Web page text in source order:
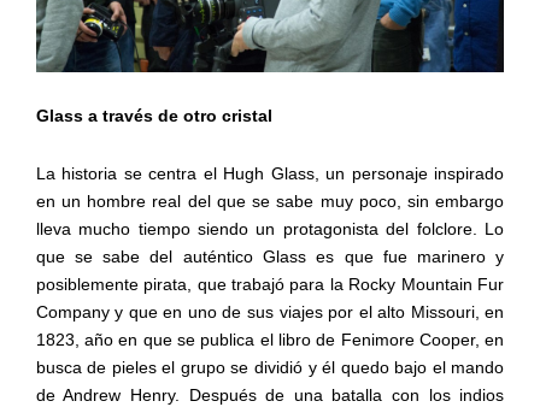
Glass a través de otro cristal
La historia se centra el Hugh Glass, un personaje inspirado
en un hombre real del que se sabe muy poco, sin embargo
lleva mucho tiempo siendo un protagonista del folclore. Lo
que se sabe del auténtico Glass es que fue marinero y
posiblemente pirata, que trabajó para la Rocky Mountain Fur
Company y que en uno de sus viajes por el alto Missouri, en
1823, año en que se publica el libro de Fenimore Cooper, en
busca de pieles el grupo se dividió y él quedo bajo el mando
de Andrew Henry. Después de una batalla con los indios